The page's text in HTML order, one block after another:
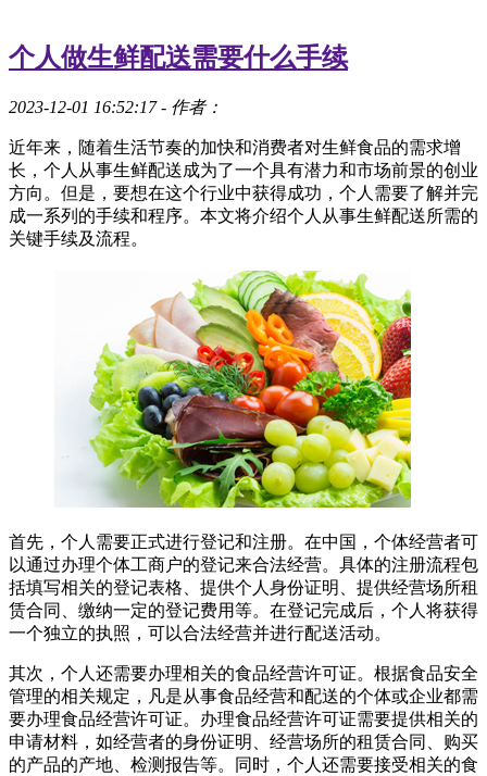
个人做生鲜配送需要什么手续
2023-12-01 16:52:17- 作者：
近年来，随着生活节奏的加快和消费者对生鲜食品的需求增
长，个人从事生鲜配送成为了一个具有潜力和市场前景的创业
方向。但是，要想在这个行业中获得成功，个人需要了解并完
成一系列的手续和程序。本文将介绍个人从事生鲜配送所需的
关键手续及流程。
首先，个人需要正式进行登记和注册。在中国，个体经营者可
以通过办理个体工商户的登记来合法经营。具体的注册流程包
括填写相关的登记表格、提供个人身份证明、提供经营场所租
赁合同、缴纳一定的登记费用等。在登记完成后，个人将获得
一个独立的执照，可以合法经营并进行配送活动。
其次，个人还需要办理相关的食品经营许可证。根据食品安全
管理的相关规定，凡是从事食品经营和配送的个体或企业都需
要办理食品经营许可证。办理食品经营许可证需要提供相关的
申请材料，如经营者的身份证明、经营场所的租赁合同、购买
的产品的产地、检测报告等。同时，个人还需要接受相关的食